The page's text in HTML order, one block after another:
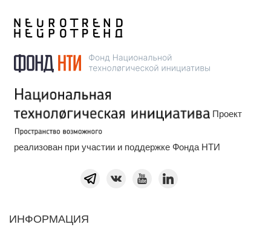
Проект
реализован при участии и поддержке Фонда НТИ
ИНФОРМАЦИЯ